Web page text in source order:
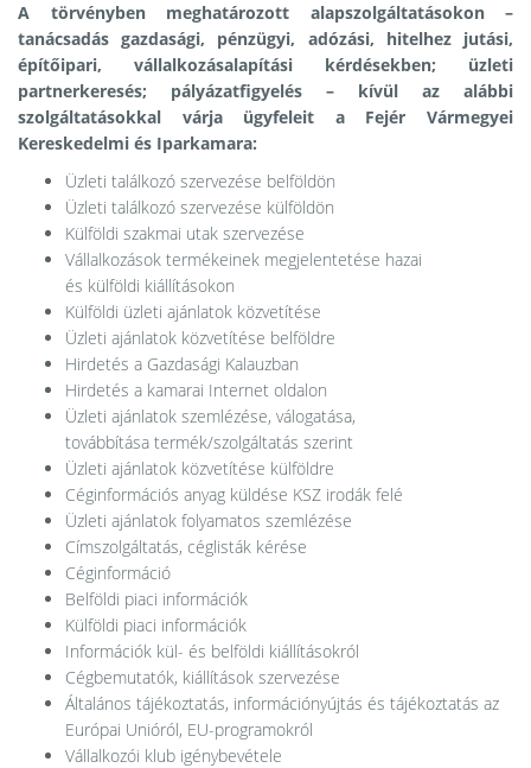
A törvényben meghatározott alapszolgáltatásokon –
tanácsadás gazdasági, pénzügyi, adózási, hitelhez jutási,
építőipari, vállalkozásalapítási kérdésekben; üzleti
partnerkeresés; pályázatfigyelés – kívül az alábbi
szolgáltatásokkal várja ügyfeleit a Fejér Vármegyei
Kereskedelmi és Iparkamara:
Üzleti találkozó szervezése belföldön
Üzleti találkozó szervezése külföldön
Külföldi szakmai utak szervezése
Vállalkozások termékeinek megjelentetése hazai
és külföldi kiállításokon
Külföldi üzleti ajánlatok közvetítése
Üzleti ajánlatok közvetítése belföldre
Hirdetés a Gazdasági Kalauzban
Hirdetés a kamarai Internet oldalon
Üzleti ajánlatok szemlézése, válogatása,
továbbítása termék/szolgáltatás szerint
Üzleti ajánlatok közvetítése külföldre
Céginformációs anyag küldése KSZ irodák felé
Üzleti ajánlatok folyamatos szemlézése
Címszolgáltatás, céglisták kérése
Céginformáció
Belföldi piaci információk
Külföldi piaci információk
Információk kül- és belföldi kiállításokról
Cégbemutatók, kiállítások szervezése
Általános tájékoztatás, információnyújtás és tájékoztatás az
Európai Unióról, EU-programokról
Vállalkozói klub igénybevétele